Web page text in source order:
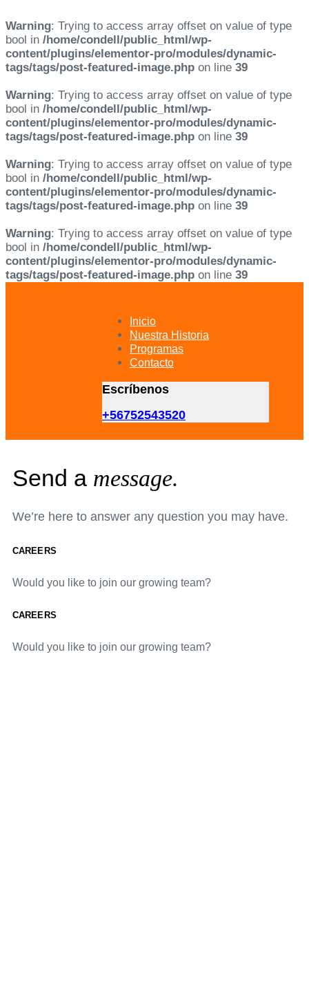
Warning: Trying to access array offset on value of type
bool in /home/condell/public_html/wp-
content/plugins/elementor-pro/modules/dynamic-
tags/tags/post-featured-image.php on line 39
Warning: Trying to access array offset on value of type
bool in /home/condell/public_html/wp-
content/plugins/elementor-pro/modules/dynamic-
tags/tags/post-featured-image.php on line 39
Warning: Trying to access array offset on value of type
bool in /home/condell/public_html/wp-
content/plugins/elementor-pro/modules/dynamic-
tags/tags/post-featured-image.php on line 39
Warning: Trying to access array offset on value of type
bool in /home/condell/public_html/wp-
content/plugins/elementor-pro/modules/dynamic-
tags/tags/post-featured-image.php on line 39
Inicio
Nuestra Historia
Programas
Contacto
Escríbenos
+56752543520
Send a message.
We’re here to answer any question you may have.
CAREERS
Would you like to join our growing team?
CAREERS
Would you like to join our growing team?